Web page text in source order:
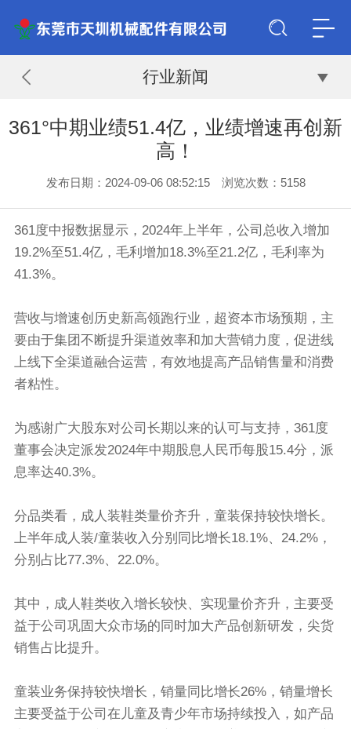
行业新闻
361°中期业绩51.4亿，业绩增速再创新
高！
发布日期：2024-09-06 08:52:15 浏览次数： 5158
361度中报数据显示，2024年上半年，公司总收入增加
19.2%至51.4亿，毛利增加18.3%至21.2亿，毛利率为
41.3%。
营收与增速创历史新高领跑行业，超资本市场预期，主
要由于集团不断提升渠道效率和加大营销力度，促进线
上线下全渠道融合运营，有效地提高产品销售量和消费
者粘性。
为感谢广大股东对公司长期以来的认可与支持，361度
董事会决定派发2024年中期股息人民币每股15.4分，派
息率达40.3%。
分品类看，成人装鞋类量价齐升，童装保持较快增长。
上半年成人装/童装收入分别同比增长18.1%、24.2%，
分别占比77.3%、22.0%。
其中，成人鞋类收入增长较快、实现量价齐升，主要受
益于公司巩固大众市场的同时加大产品创新研发，尖货
销售占比提升。
童装业务保持较快增长，销量同比增长26%，销量增长
主要受益于公司在儿童及青少年市场持续投入，如产品